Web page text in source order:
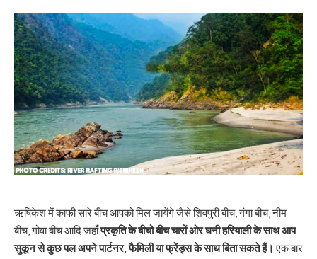
ऋषिकेश में काफी सारे बीच आपको मिल जायेंगे जैसे शिवपुरी बीच, गंगा बीच, नीम
बीच, गोवा बीच आदि जहाँप्रकृति के बीचो बीच चारों ओर घनी हरियाली के साथ आप
सुकून से कुछ पल अपने पार्टनर, फैमिली या फ्रेंड्स के साथ बिता सकते हैं। एक बार